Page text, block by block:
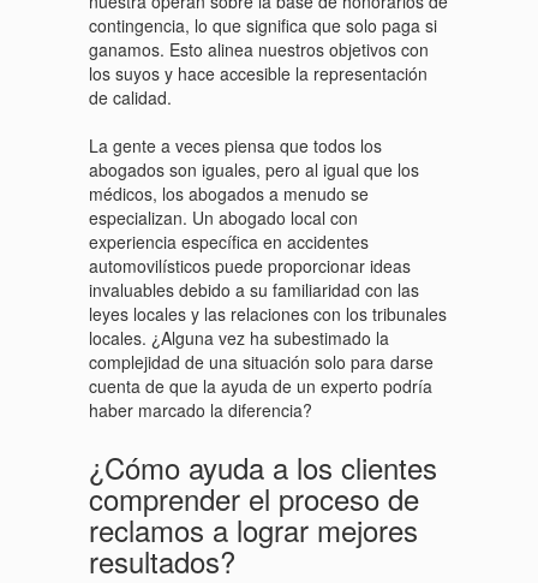
contingencia, lo que significa que solo paga si
ganamos. Esto alinea nuestros objetivos con
los suyos y hace accesible la representación
de calidad.
La gente a veces piensa que todos los
abogados son iguales, pero al igual que los
médicos, los abogados a menudo se
especializan. Un abogado local con
experiencia específica en accidentes
automovilísticos puede proporcionar ideas
invaluables debido a su familiaridad con las
leyes locales y las relaciones con los tribunales
locales. ¿Alguna vez ha subestimado la
complejidad de una situación solo para darse
cuenta de que la ayuda de un experto podría
haber marcado la diferencia?
¿Cómo ayuda a los clientes
comprender el proceso de
reclamos a lograr mejores
resultados?